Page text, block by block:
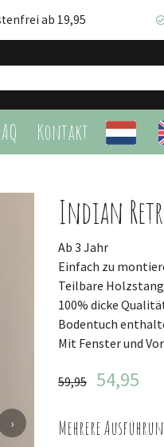
ab 19,95
Kontakt
ab 19,95
›
Indian
Ab 3 Jahr
Einfach zu
Teilbare
100% dicke
Bodentuch
Mit Fenster und
59,95 54,95
Mehrere